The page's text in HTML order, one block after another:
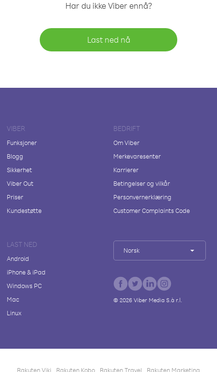
Har du ikke Viber ennå?
Last ned nå
VIBER
Funksjoner
Blogg
Sikkerhet
Viber Out
Priser
Kundestøtte
BEDRIFT
Om Viber
Merkevaresenter
Karrierer
Betingelser og vilkår
Personvernerklæring
Customer Complaints Code
LAST NED
Android
iPhone & iPad
Windows PC
Mac
Linux
Norsk
© 2026Viber Media S.à r.l.
Rakuten Viki Rakuten Kobo Rakuten Travel Rakuten Marketing